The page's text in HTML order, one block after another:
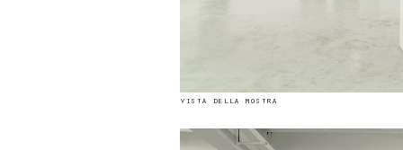
vista della mostra